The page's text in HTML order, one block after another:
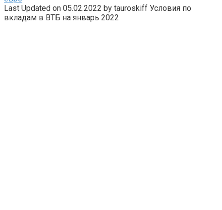
Last Updated on 05.02.2022 by tauroskiff Условия по
вкладам в ВТБ на январь 2022